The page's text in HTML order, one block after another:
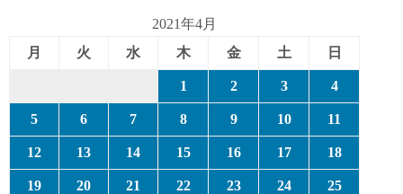
2021年4月
月
火 水 木 金 土 日
1 2 3 4
5 6 7 8 9 10 11
12 13 14 15 16 17 18
19 20 21 22 23 24 25